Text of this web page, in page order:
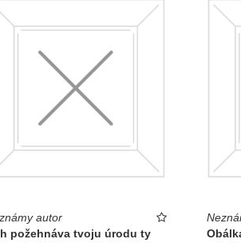
Petra Hanáková
národná galéria,
autor
požehnáva tvoju úrodu ty